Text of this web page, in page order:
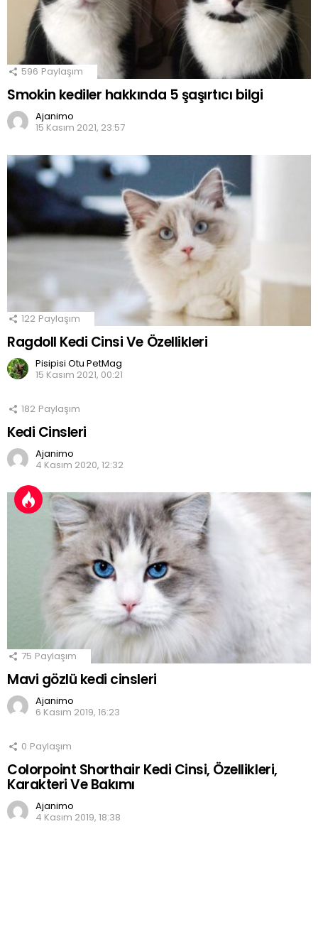
596 Paylaşım
Smokin kediler hakkında 5 şaşırtıcı bilgi
Ajanimo
15 Kasım 2021, 23:57
122 Paylaşım
Ragdoll Kedi Cinsi Ve Özellikleri
Pisipisi Otu PetMag
15 Kasım 2021, 00:21
182 Paylaşım
Kedi Cinsleri
Ajanimo
4 Kasım 2020, 12:32
75 Paylaşım
Mavi gözlü kedi cinsleri
Ajanimo
6 Kasım 2019, 16:23
0 Paylaşım
Colorpoint Shorthair Kedi Cinsi, Özellikleri,
Karakteri Ve Bakımı
Ajanimo
4 Kasım 2019, 18:38